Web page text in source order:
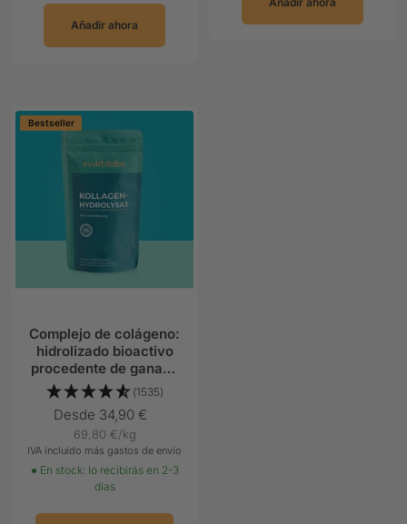
Añadir ahora
Bestseller
Complejo de colágeno:
hidrolizado bioactivo
procedente de ganado
alimentado
exclusivamente con
pasto certificado
(1535)
Precio
Oferta
Desde 34,90 €
69,80 €/kg
IVA incluido más gastos de envío
● En stock: lo recibirás en 2-3
días